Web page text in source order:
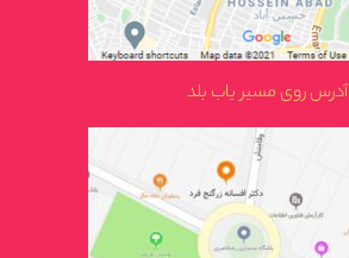
آدرس روی مسیر یاب بلد